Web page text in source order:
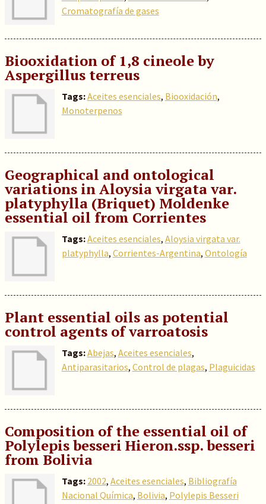
Cromatografía de gases
Biooxidation of 1,8 cineole by
Aspergillus terreus
Tags:Aceites esenciales, Biooxidación,
Monoterpenos
Geographical and ontological
variations in Aloysia virgata var.
platyphylla (Briquet) Moldenke
essential oil from Corrientes
Tags:Aceites esenciales, Aloysia virgata var.
platyphylla, Corrientes-Argentina, Ontología
Plant essential oils as potential
control agents of varroatosis
Tags:Abejas, Aceites esenciales,
Antiparasitarios, Control de plagas, Plaguicidas
Composition of the essential oil of
Polylepis besseri Hieron.ssp. besseri
from Bolivia
Tags: 2002, Aceites esenciales, Bibliografía
Nacional Química, Bolivia, Polylepis Besseri